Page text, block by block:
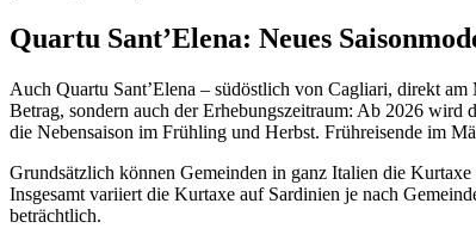
Quartu Sant’Elena: Neues
Auch Quartu Sant’Elena – südöstlich von Cagliari, direkt
Betrag, sondern auch der Erhebungszeitraum: Ab 2026 wird
die Nebensaison im Frühling und Herbst. Frühreisende im
Grundsätzlich können Gemeinden in ganz Italien die
Insgesamt variiert die Kurtaxe auf Sardinien je nach
beträchtlich.